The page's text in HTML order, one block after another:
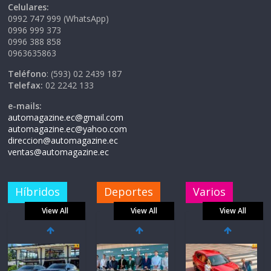
Celulares:
0992 747 999 (WhatsApp)
0996 999 373
0996 388 858
0963635863
Teléfono: (593) 02 2439 187
Telefax: 02 2242 133
e-mails:
automagazine.ec@gmail.com
automagazine.ec@yahoo.com
direccion@automagazine.ec
ventas@automagazine.ec
Híbridos
View All
Deportes
View All
Varios
View All